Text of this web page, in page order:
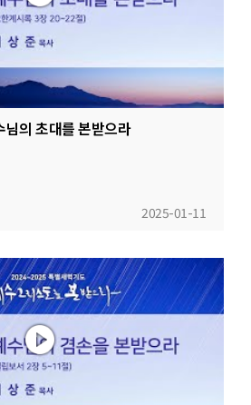
의 초대를 본받으라
2025-01-11